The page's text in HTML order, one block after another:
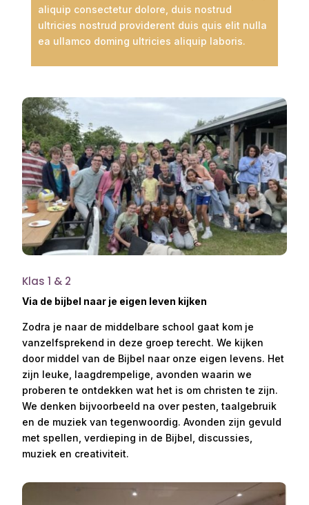
aliquip consectetur dolore, duis nostrud
ultricies nostrud providerent duis quis elit nulla
ea ullamco doming ultricies aliquip laboris.
Klas 1 & 2
Via de bijbel naar je eigen leven kijken
Zodra je naar de middelbare school gaat kom je
vanzelfsprekend in deze groep terecht. We kijken
door middel van de Bijbel naar onze eigen levens. Het
zijn leuke, laagdrempelige, avonden waarin we
proberen te ontdekken wat het is om christen te zijn.
We denken bijvoorbeeld na over pesten, taalgebruik
en de muziek van tegenwoordig. Avonden zijn gevuld
met spellen, verdieping in de Bijbel, discussies,
muziek en creativiteit.